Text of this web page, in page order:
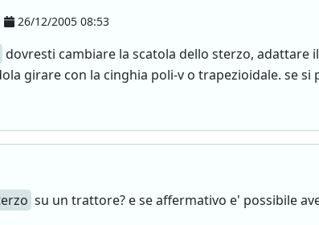
26/12/2005 08:53
dovresti cambiare la scatola dello sterzo,
girare con la cinghia poli-v o trapezioidale. se
su un trattore? e se affermativo e' possibile